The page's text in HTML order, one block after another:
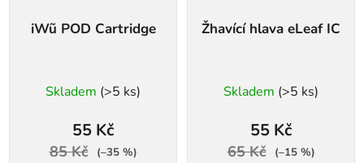
iWũ POD Cartridge
Skladem (>5 ks)
55 Kč
85 Kč (–35 %)
Žhavící hlava eLeaf IC
Skladem (>5 ks)
55 Kč
65 Kč (–15 %)